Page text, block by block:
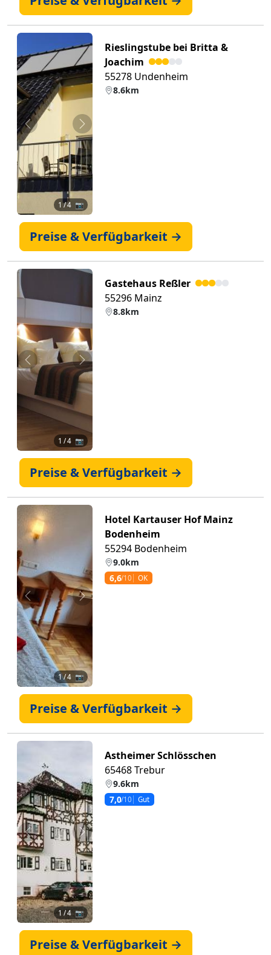
Zurück Weiter
1 / 4 📷
Rieslingstube bei Britta &
Joachim
55278 Undenheim
8.6km
Preise & Verfügbarkeit →
Zurück Weiter
1 / 4 📷
Gastehaus Reßler
55296 Mainz
8.8km
Preise & Verfügbarkeit →
Zurück Weiter
1/ 4 📷
Hotel Kartauser Hof Mainz
Bodenheim
55294 Bodenheim
9.0km
6,6/10 OK
Preise & Verfügbarkeit →
Zurück Weiter
1 / 4 📷
Astheimer Schlösschen
65468 Trebur
9.6km
7,0/10 Gut
Preise & Verfügbarkeit →